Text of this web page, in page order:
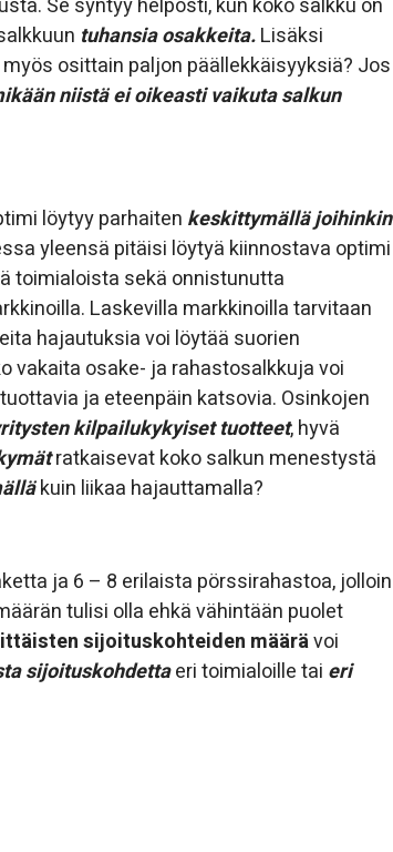
Se syntyy helposti, kun koko salkku on
tuhansia osakkeita.Lisäksi
osittain paljon päällekkäisyyksiä? Jos
niistä ei oikeasti vaikuta salkun
löytyy parhaiten keskittymällä joihinkin
yleensä pitäisi löytyä kiinnostava optimi
toimialoista sekä onnistunutta
Laskevilla markkinoilla tarvitaan
hajautuksia voi löytää suorien
vakaita osake- ja rahastosalkkuja voi
ja eteenpäin katsovia. Osinkojen
kilpailukykyiset tuotteet, hyvä
ratkaisevat koko salkun menestystä
kuin liikaa hajauttamalla?
ja 6 – 8 erilaista pörssirahastoa, jolloin
tulisi olla ehkä vähintään puolet
sijoituskohteiden määrävoi
sijoituskohdettaeri toimialoille tai eri